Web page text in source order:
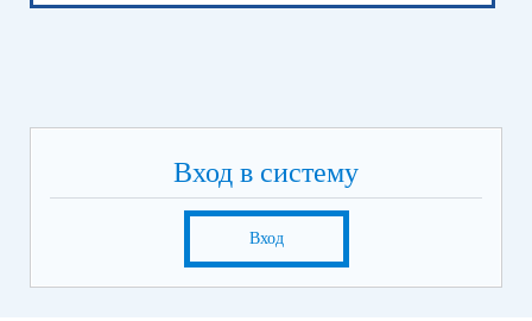
Вход в систему
Вход